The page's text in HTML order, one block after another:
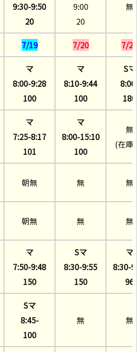
9:30-9:50
20
9:00
20
無
7/19 7/20 7/21
マ
8:00-9:28
100
マ
8:10-9:44
100
Sマ
180
マ
7:25-8:17
101
マ
8:00-15:10
100
無
(在庫
朝無 無 無
朝無 無 無
マ
7:50-9:48
150
Sマ
8:30-9:55
150
マ
8:30-
96
Sマ
8:45-
100
無 無